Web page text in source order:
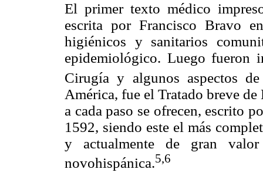
El primer texto médico
escrita por Francisco Bravo
higiénicos y sanitarios
epidemiológico. Luego fueron
Cirugía y algunos aspectos
América, fue el Tratado breve
a cada paso se ofrecen, escrito
1592, siendo este el más
y actualmente de gran
novohispánica.5,6